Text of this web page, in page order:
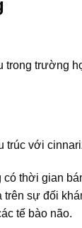
trường
trúc với
thời gian
sự đối
tế bào não.